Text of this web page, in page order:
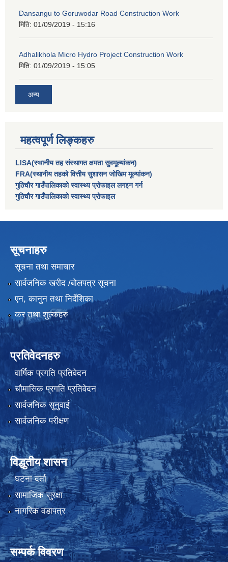
Dansangu to Goruwodar Road Construction Work
मिति: 01/09/2019 - 15:16
Adhalikhola Micro Hydro Project Construction Work
मिति: 01/09/2019 - 15:05
अन्य
महत्वपूर्ण लिङ्कहरु
LISA(स्थानीय तह संस्थागत क्षमता सुवमूल्यांकन)
FRA(स्थानीय तहको वित्तीय सुशासन जोखिम मूल्यांकन)
गुठिचौर गाउँपालिकाको स्वास्थ्य प्रोफाइल लगइन गर्न
गुठिचौर गाउँपालिकाको स्वास्थ्य प्रोफाइल
सूचनाहरु
सूचना तथा समाचार
सार्वजनिक खरीद /बोलपत्र सूचना
एन, कानुन तथा निर्देशिका
कर तथा शुल्कहरु
प्रतिवेदनहरु
वार्षिक प्रगति प्रतिवेदन
चौमासिक प्रगति प्रतिवेदन
सार्वजनिक सुनुवाई
सार्वजनिक परीक्षण
विद्धुतीय शासन
घटना दर्ता
सामाजिक सुरक्षा
नागरिक वडापत्र
सम्पर्क विवरण